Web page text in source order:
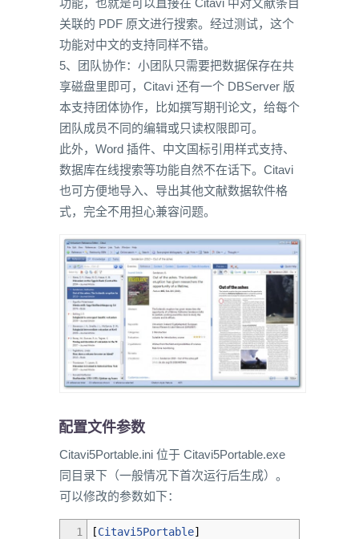
关联的 PDF 原文进行搜索。经过测试，这个
功能对中文的支持同样不错。
5、团队协作：小团队只需要把数据保存在共
享磁盘里即可，Citavi 还有一个 DBServer 版
本支持团体协作，比如撰写期刊论文，给每个
团队成员不同的编辑或只读权限即可。
此外，Word 插件、中文国标引用样式支持、
数据库在线搜索等功能自然不在话下。Citavi
也可方便地导入、导出其他文献数据软件格
式，完全不用担心兼容问题。
配置文件参数
Citavi5Portable.ini 位于 Citavi5Portable.exe
同目录下（一般情况下首次运行后生成）。
可以修改的参数如下：
1
[Citavi5Portable]